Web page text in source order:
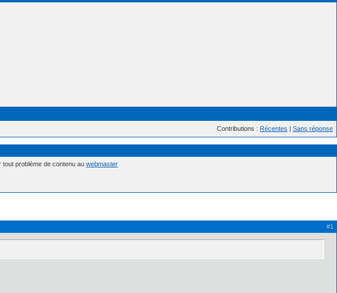
Contributions : Récentes | Sans réponse
tout problème de contenu au webmaster
#1